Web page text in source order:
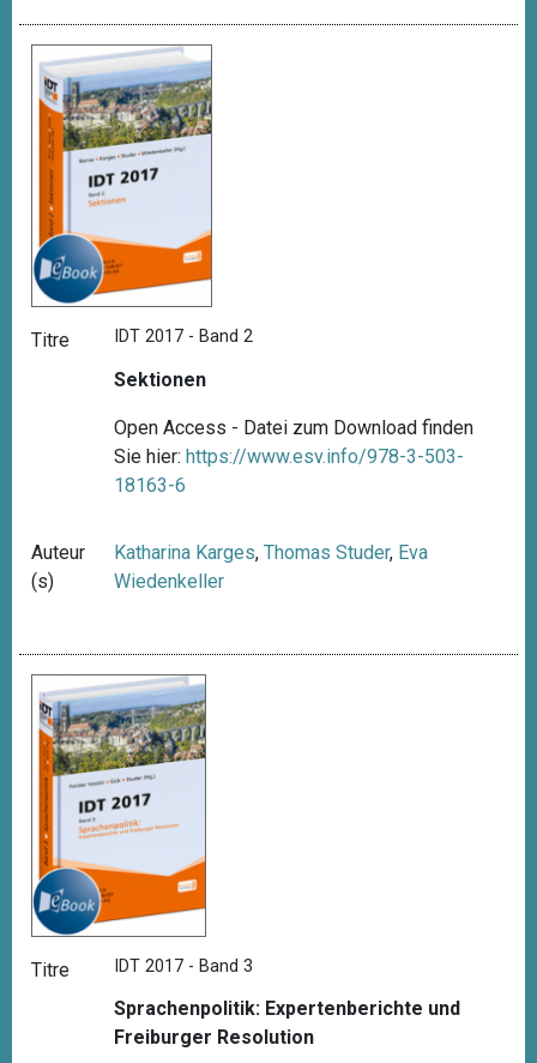
Titre IDT 2017 - Band 2
Sektionen
Open Access - Datei zum Download finden
Sie hier:https://www.esv.info/978-3-503-
18163-6
Auteur
(s)
Katharina Karges,Thomas Studer, Eva
Wiedenkeller
Titre IDT 2017 - Band 3
Sprachenpolitik: Expertenberichte und
Freiburger Resolution